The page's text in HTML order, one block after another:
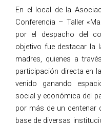
En el local de la
Conferencia – Taller
por el despacho del
objetivo fue destacar la
madres, quienes a
participación directa en
venido ganando
social y económica del
por más de un centenar
base de diversas